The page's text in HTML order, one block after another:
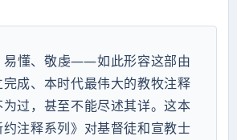
易懂、敬虔——如此形容这部由
成、本时代最伟大的教牧注释
过，甚至不能尽述其详。这本
约注释系列》对基督徒和宣教士